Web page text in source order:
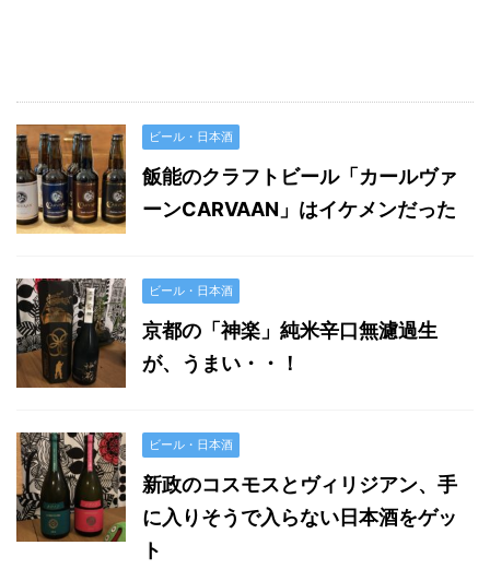
ビール・日本酒
飯能のクラフトビール「カールヴァ
ーンCARVAAN」はイケメンだった
ビール・日本酒
京都の「神楽」純米辛口無濾過生
が、うまい・・！
ビール・日本酒
新政のコスモスとヴィリジアン、手
に入りそうで入らない日本酒をゲッ
ト